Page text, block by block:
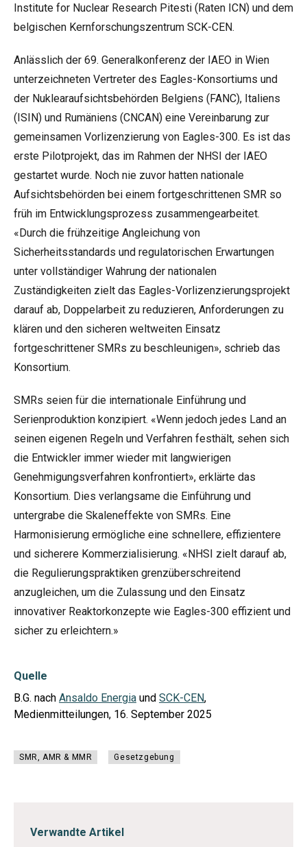
Institute for Nuclear Research Pitesti (Raten ICN) und dem
belgischen Kernforschungszentrum SCK-CEN.
Anlässlich der 69. Generalkonferenz der IAEO in Wien
unterzeichneten Vertreter des Eagles-Konsortiums und
der Nuklearaufsichtsbehörden Belgiens (FANC), Italiens
(ISIN) und Rumäniens (CNCAN) eine Vereinbarung zur
gemeinsamen Vorlizenzierung von Eagles-300. Es ist das
erste Pilotprojekt, das im Rahmen der NHSI der IAEO
gestartet wurde. Noch nie zuvor hatten nationale
Aufsichtsbehörden bei einem fortgeschrittenen SMR so
früh im Entwicklungsprozess zusammengearbeitet.
«Durch die frühzeitige Angleichung von
Sicherheitsstandards und regulatorischen Erwartungen
unter vollständiger Wahrung der nationalen
Zuständigkeiten zielt das Eagles-Vorlizenzierungsprojekt
darauf ab, Doppelarbeit zu reduzieren, Anforderungen zu
klären und den sicheren weltweiten Einsatz
fortgeschrittener SMRs zu beschleunigen», schrieb das
Konsortium.
SMRs seien für die internationale Einführung und
Serienproduktion konzipiert. «Wenn jedoch jedes Land an
seinen eigenen Regeln und Verfahren festhält, sehen sich
die Entwickler immer wieder mit langwierigen
Genehmigungsverfahren konfrontiert», erklärte das
Konsortium. Dies verlangsame die Einführung und
untergrabe die Skaleneffekte von SMRs. Eine
Harmonisierung ermögliche eine schnellere, effizientere
und sicherere Kommerzialisierung. «NHSI zielt darauf ab,
die Regulierungspraktiken grenzüberschreitend
anzugleichen, um die Zulassung und den Einsatz
innovativer Reaktorkonzepte wie Eagles-300 effizient und
sicher zu erleichtern.»
Quelle
B.G. nach Ansaldo Energia und SCK-CEN,
Medienmitteilungen, 16. September 2025
SMR, AMR & MMR Gesetzgebung
Verwandte Artikel